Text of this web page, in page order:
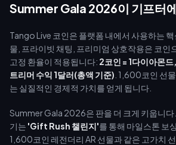
Summer Gala 2026이 기프터
Tango Live 코인은 플랫폼 내에서 사용하는
물, 프라이빗 채팅, 프리미엄 상호작용은 코인
고정 환율이 적용됩니다: 2코인 = 1다이아몬
트리머 수익 1달러(총액 기준) . 1,600코인 선
는 실질적인 경제적 가치를 얻게 됩니다.
Summer Gala 2026은 판을 더 크게 키웁니다
기는 'Gift Rush 챌린지'를 통해 마일스톤 보
1,600코인 레전더리 AR 선물과 같은 고가치